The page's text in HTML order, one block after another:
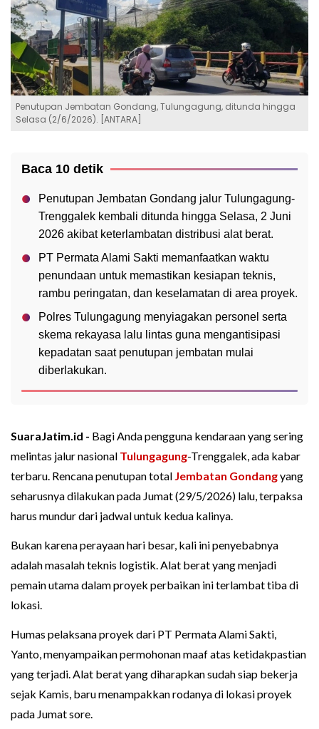
Penutupan Jembatan Gondang, Tulungagung, ditunda hingga
Selasa (2/6/2026). [ANTARA]
Baca 10 detik
Penutupan Jembatan Gondang jalur Tulungagung-
Trenggalek kembali ditunda hingga Selasa, 2 Juni
2026 akibat keterlambatan distribusi alat berat.
PT Permata Alami Sakti memanfaatkan waktu
penundaan untuk memastikan kesiapan teknis,
rambu peringatan, dan keselamatan di area proyek.
Polres Tulungagung menyiagakan personel serta
skema rekayasa lalu lintas guna mengantisipasi
kepadatan saat penutupan jembatan mulai
diberlakukan.
SuaraJatim.id - Bagi Anda pengguna kendaraan yang sering
melintas jalur nasional Tulungagung-Trenggalek, ada kabar
terbaru. Rencana penutupan total Jembatan Gondangyang
seharusnya dilakukan pada Jumat (29/5/2026) lalu, terpaksa
harus mundur dari jadwal untuk kedua kalinya.
Bukan karena perayaan hari besar, kali ini penyebabnya
adalah masalah teknis logistik. Alat berat yang menjadi
pemain utama dalam proyek perbaikan ini terlambat tiba di
lokasi.
Humas pelaksana proyek dari PT Permata Alami Sakti,
Yanto, menyampaikan permohonan maaf atas ketidakpastian
yang terjadi. Alat berat yang diharapkan sudah siap bekerja
sejak Kamis, baru menampakkan rodanya di lokasi proyek
pada Jumat sore.